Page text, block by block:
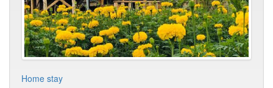
Home stay